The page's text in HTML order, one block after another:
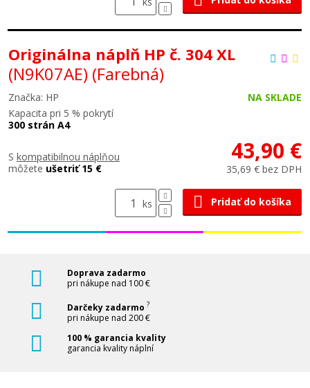
Originálna náplň HP č. 304 XL
(N9K07AE) (Farebná)
Značka: HP
NA SKLADE
Kapacita pri 5 % pokrytí
300 strán A4
S kompatibilnou náplňou
môžete ušetriť 15 €
43,90 €
35,69 € bez DPH
ks Pridať do košíka
Doprava zadarmo
pri nákupe nad 100 €
Darčeky zadarmo ?
pri nákupe nad 200 €
100 % garancia kvality
garancia kvality náplní